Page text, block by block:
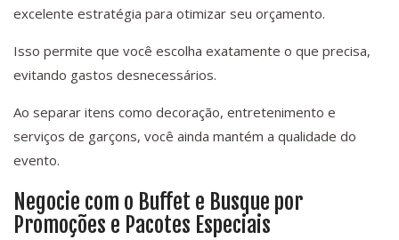
excelente estratégia para otimizar seu orçamento.
Isso permite que você escolha exatamente o que precisa,
evitando gastos desnecessários.
Ao separar itens como decoração, entretenimento e
serviços de garçons, você ainda mantém a qualidade do
evento.
Negocie com o Buffet e Busque por
Promoções e Pacotes Especiais